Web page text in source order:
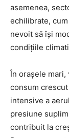
asemenea,
echilibrate,
nevoit să își
condițiile
În orașele mari,
consum
intensive a
presiune
contribuit la